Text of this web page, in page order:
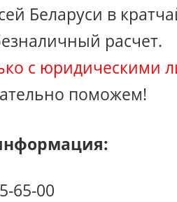
Беларуси в
расчет.
с юридическими
поможем!
65-00